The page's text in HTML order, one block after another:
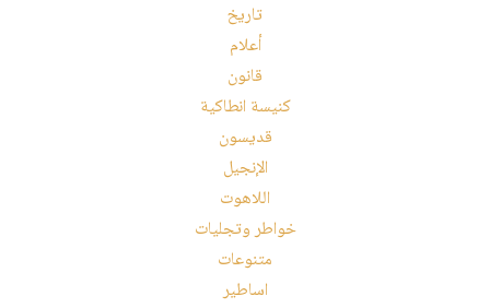
تاريخ
أعلام
قانون
كنيسة انطاكية
قديسون
الإنجيل
اللاهوت
خواطر وتجليات
متنوعات
اساطير